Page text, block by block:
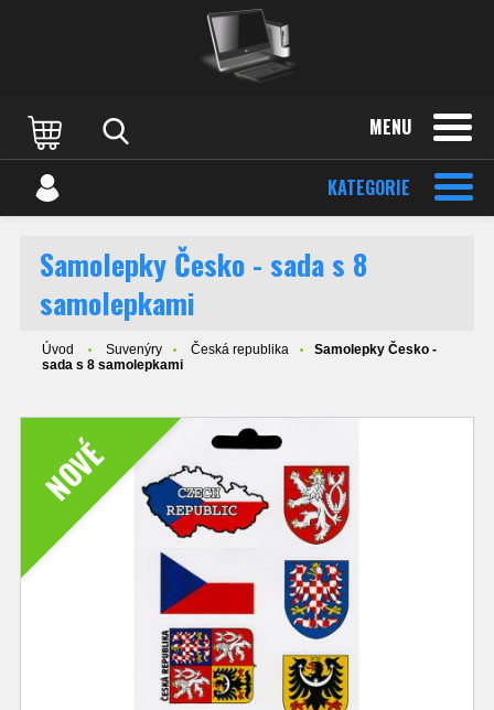
MENU
KATEGORIE
Samolepky Česko - sada s 8
samolepkami
Úvod Suvenýry Česká republika
Samolepky Česko -
sada s 8 samolepkami
NOVÉ